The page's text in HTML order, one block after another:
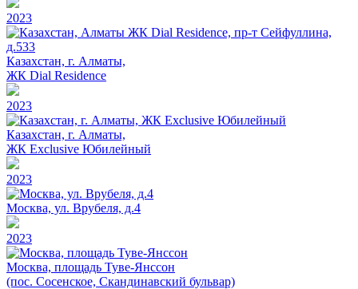
2023
Казахстан, г. Алматы,
ЖК Dial Residence
2023
Казахстан, г. Алматы,
ЖК Exclusive Юбилейный
2023
Москва, ул. Врубеля, д.4
2023
Москва, площадь Туве-Янссон
(пос. Сосенское, Скандинавский бульвар)